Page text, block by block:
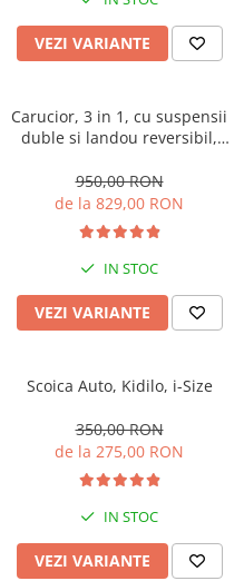
VEZI VARIANTE
Carucior, 3 in 1, cu suspensii
duble si landou reversibil,
luni - 3 ani, Original L-Sun
950,00 RON
de la 829,00 RON
IN STOC
VEZI VARIANTE
Scoica Auto, Kidilo, i-Size
350,00 RON
de la 275,00 RON
IN STOC
VEZI VARIANTE